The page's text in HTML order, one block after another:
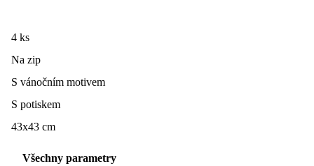
4 ks
Na zip
S vánočním motivem
S potiskem
43x43 cm
Všechny parametry